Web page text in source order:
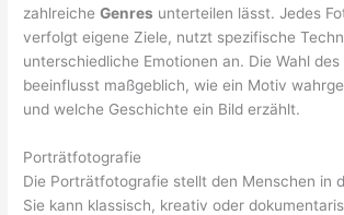
zahlreicheGenres unterteilen lässt. Jedes
verfolgt eigene Ziele, nutzt spezifische
unterschiedliche Emotionen an. Die Wahl des
beeinflusst maßgeblich, wie ein Motiv
und welche Geschichte ein Bild erzählt.
Porträtfotografie
Die Porträtfotografie stellt den Menschen in
Sie kann klassisch, kreativ oder